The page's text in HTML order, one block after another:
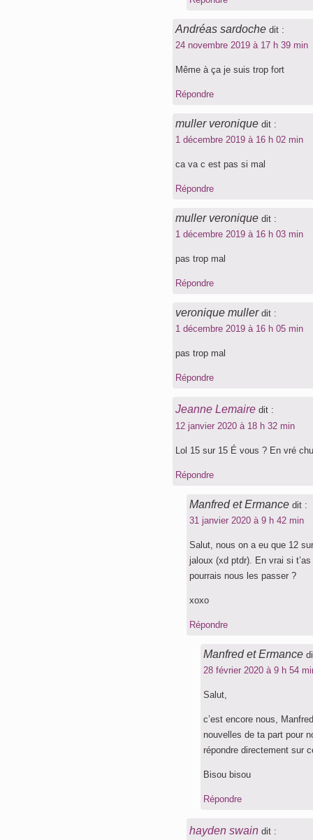
Andréas sardoche dit :
24 novembre 2019 à 17 h 39 min
Même à ça je suis trop fort
Répondre
muller veronique dit :
1 décembre 2019 à 16 h 02 min
ca va c est pas si mal
Répondre
muller veronique dit :
1 décembre 2019 à 16 h 03 min
pas trop mal
Répondre
veronique muller dit :
1 décembre 2019 à 16 h 05 min
pas trop mal
Répondre
Jeanne Lemaire dit :
12 janvier 2020 à 18 h 32 min
Lol 15 sur 15 É vous ? En vré
Répondre
Manfred et Ermance dit :
31 janvier 2020 à 9 h 42 min
Salut, nous on a eu que 12
jaloux (xd ptdr). En vrai si
pourrais nous les passer ?
xoxo
Répondre
Manfred et Ermance
28 février 2020 à 9 h 54
Salut,
c’est encore nous,
nouvelles de ta part pour
répondre directement sur
Bisou bisou
Répondre
hayden swain dit :